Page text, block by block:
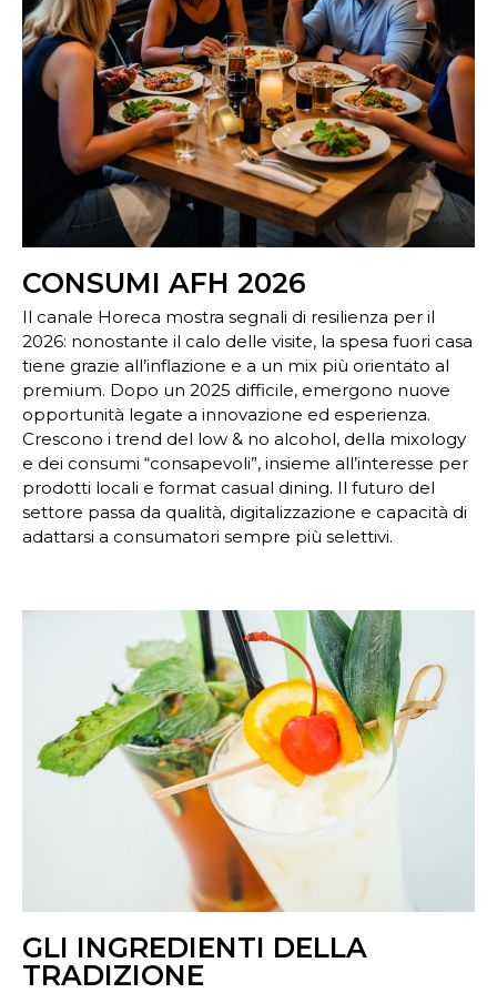
CONSUMI AFH 2026
Il canale Horeca mostra segnali di resilienza per il
2026: nonostante il calo delle visite, la spesa fuori casa
tiene grazie all’inflazione e a un mix più orientato al
premium. Dopo un 2025 difficile, emergono nuove
opportunità legate a innovazione ed esperienza.
Crescono i trend del low & no alcohol, della mixology
e dei consumi “consapevoli”, insieme all’interesse per
prodotti locali e format casual dining. Il futuro del
settore passa da qualità, digitalizzazione e capacità di
adattarsi a consumatori sempre più selettivi.
GLI INGREDIENTI DELLA
TRADIZIONE